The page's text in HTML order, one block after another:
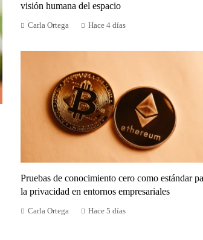
visión humana del espacio
Carla Ortega Hace 4 días
Pruebas de conocimiento cero como estándar
la privacidad en entornos empresariales
Carla Ortega Hace 5 días